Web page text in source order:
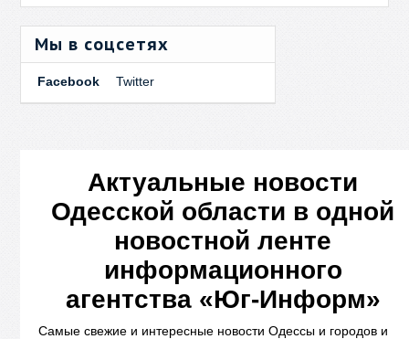
Мы в соцсетях
Facebook Twitter
Актуальные новости
Одесской области в одной
новостной ленте
информационного
агентства «Юг-Информ»
Самые свежие и интересные новости Одессы и городов и